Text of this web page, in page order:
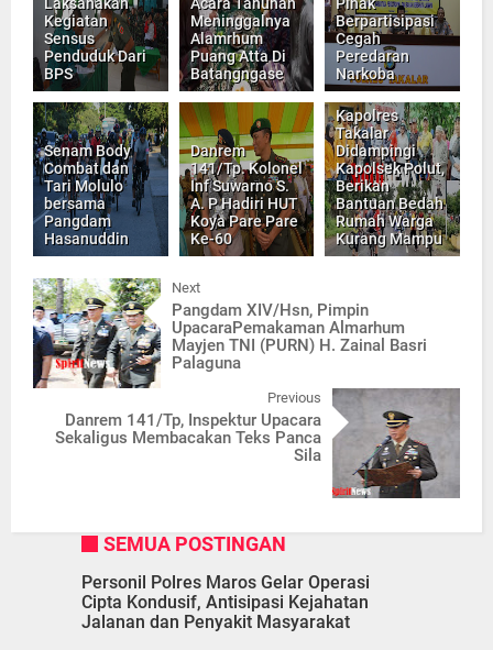
Kegiatan
Sensus
Penduduk Dari
BPS
Meninggalnya
Alamrhum
Puang Atta Di
Batangngase
Berpartisipasi
Cegah
Peredaran
Narkoba
Senam Body
Combat dan
Tari Molulo
bersama
Pangdam
Hasanuddin
Danrem
141/Tp. Kolonel
Inf Suwarno S.
A. P Hadiri HUT
Koya Pare Pare
Ke-60
Kapolres
Takalar
Didampingi
Kapolsek Polut,
Berikan
Bantuan Bedah
Rumah Warga
Kurang Mampu
Next
Pangdam XIV/Hsn, Pimpin
UpacaraPemakaman Almarhum
Mayjen TNI (PURN) H. Zainal Basri
Palaguna
Previous
Danrem 141/Tp, Inspektur Upacara
Sekaligus Membacakan Teks Panca
Sila
SEMUA POSTINGAN
Personil Polres Maros Gelar Operasi
Cipta Kondusif, Antisipasi Kejahatan
Jalanan dan Penyakit Masyarakat